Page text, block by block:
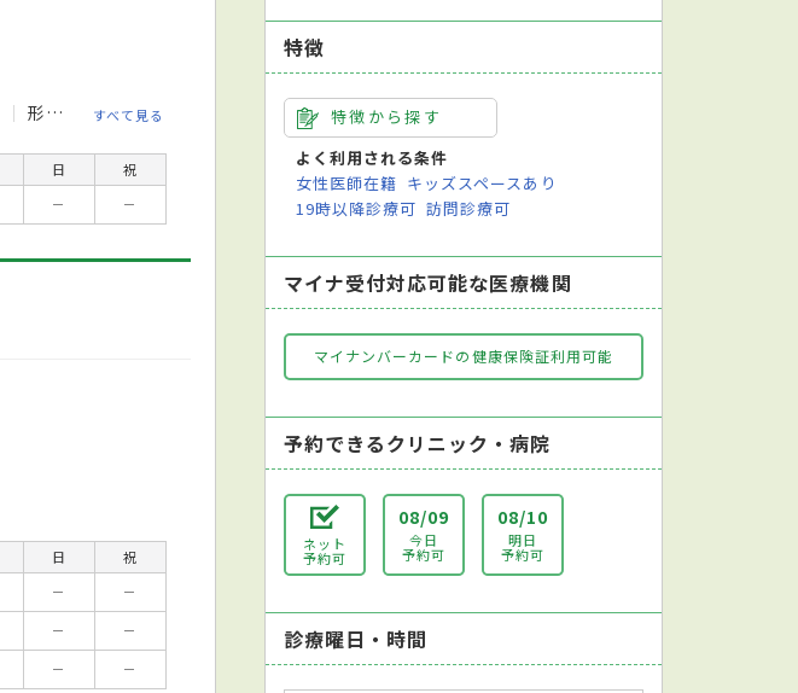
形成外科 皮膚科 婦人科 眼科
すべて見る
日
祝
－ －
日
祝
－
－
－
－
－ －
特徴
特徴から探す
よく利用される条件
女性医師在籍 キッズスペースあり
19時以降診療可 訪問診療可
マイナ受付対応可能な医療機関
マイナンバーカードの健康保険証利用可能
予約できるクリニック・病院
ネット
予約可
08/09
今日
予約可
08/10
明日
予約可
診療曜日・時間